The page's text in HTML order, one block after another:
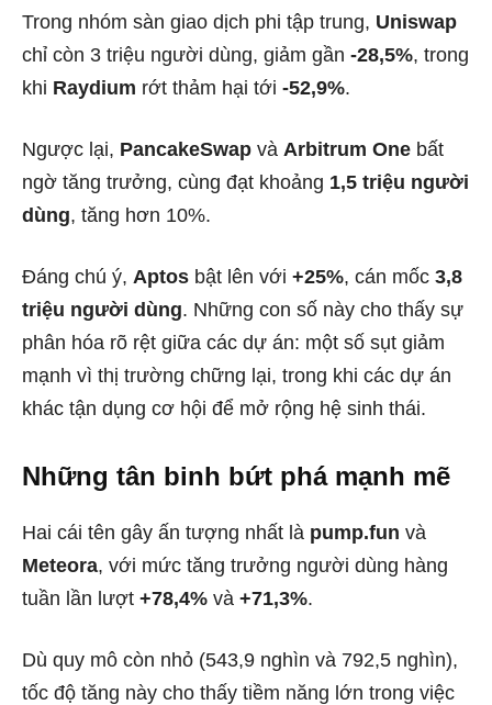
Trong nhóm sàn giao dịch phi tập trung, Uniswap
chỉ còn 3 triệu người dùng, giảm gần -28,5%, trong
khi Raydium rớt thảm hại tới -52,9%.
Ngược lại, PancakeSwap và Arbitrum One bất
ngờ tăng trưởng, cùng đạt khoảng 1,5 triệu người
dùng, tăng hơn 10%.
Đáng chú ý, Aptos bật lên với +25%, cán mốc 3,8
triệu người dùng. Những con số này cho thấy sự
phân hóa rõ rệt giữa các dự án: một số sụt giảm
mạnh vì thị trường chững lại, trong khi các dự án
khác tận dụng cơ hội để mở rộng hệ sinh thái.
Những tân binh bứt phá mạnh mẽ
Hai cái tên gây ấn tượng nhất là pump.fun và
Meteora, với mức tăng trưởng người dùng hàng
tuần lần lượt +78,4% và +71,3%.
Dù quy mô còn nhỏ (543,9 nghìn và 792,5 nghìn),
tốc độ tăng này cho thấy tiềm năng lớn trong việc